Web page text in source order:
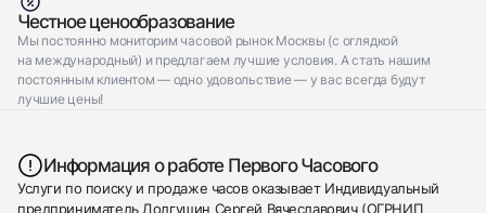
Честное ценообразование
Мы постоянно мониторим часовой рынок Москвы (с оглядкой
на международный) и предлагаем лучшие условия. А стать нашим
постоянным клиентом — одно удовольствие — у вас всегда будут
лучшие цены!
Информация о работе Первого Часового
Услуги по поиску и продаже часов оказывает Индивидуальный
предприниматель Долгушин Сергей Вячеславович (ОГРНИП